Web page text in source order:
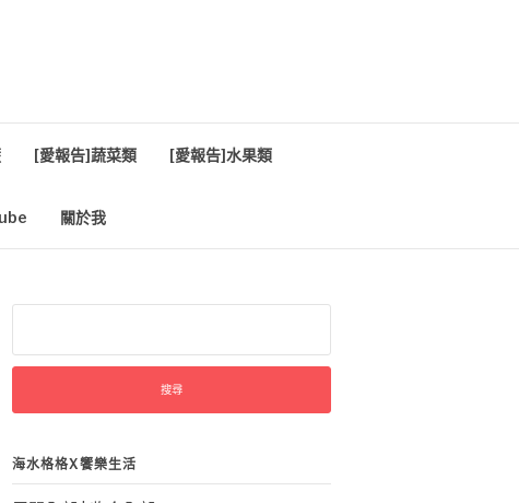
[愛報告]蔬菜類 [愛報告]水果類
關於我
關
字:
海水格格X饗樂生活